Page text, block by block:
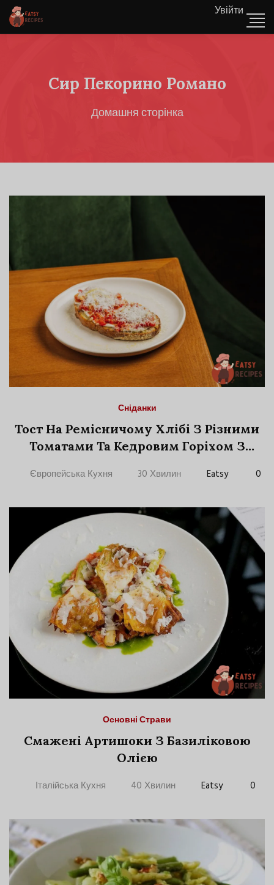
Увійти
Сир Пекорино Романо
Домашня сторінка
Сніданки
Тост На Ремісничому Хлібі З Різними
Томатами Та Кедровим Горіхом З
Романо
Європейська Кухня 30 Хвилин Eatsy 0
Основні Страви
Смажені Артишоки З Базиліковою
Олією
Італійська Кухня 40 Хвилин Eatsy 0